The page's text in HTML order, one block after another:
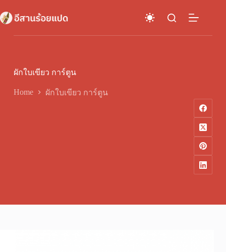
to
content
ผักใบเขียว การ์ตูน
Home ผักใบเขียว การ์ตูน